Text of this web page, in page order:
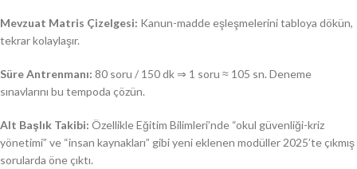
Mevzuat Matris Çizelgesi: Kanun-madde eşleşmelerini tabloya dökün,
tekrar kolaylaşır.
Süre Antrenmanı: 80 soru / 150 dk ⇒ 1 soru ≈ 105 sn. Deneme
sınavlarını bu tempoda çözün.
Alt Başlık Takibi: Özellikle Eğitim Bilimleri’nde “okul güvenliği-kriz
yönetimi” ve “insan kaynakları” gibi yeni eklenen modüller 2025’te çıkmış
sorularda öne çıktı.